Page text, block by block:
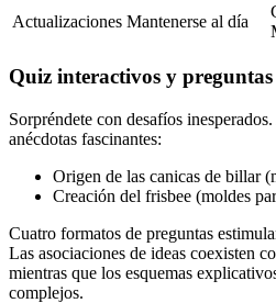
Actualizaciones Mantenerse al día
Quiz interactivos y
Sorpréndete con desafíos
anécdotas fascinantes:
Origen de las canicas de billar
Creación del frisbee (moldes
Cuatro formatos de preguntas
Las asociaciones de ideas coexisten
mientras que los esquemas
complejos.